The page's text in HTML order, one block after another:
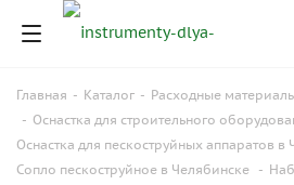
Главная - Каталог - Расходные
- Оснастка для строительного
Оснастка для пескоструйных аппаратов в
Сопло пескоструйное в Челябинске -